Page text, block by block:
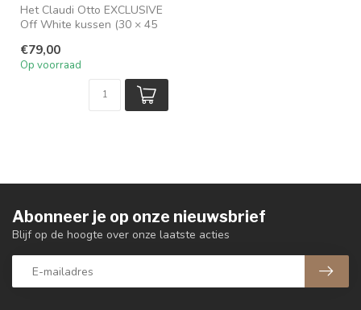
Het Claudi Otto EXCLUSIVE
Off White kussen (30 × 45
whi...
€79,00
Op voorraad
Abonneer je op onze nieuwsbrief
Blijf op de hoogte over onze laatste acties